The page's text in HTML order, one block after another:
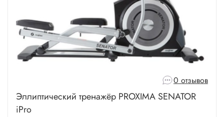
0 отзывов
Эллиптический тренажёр PROXIMA SENATOR
iPro